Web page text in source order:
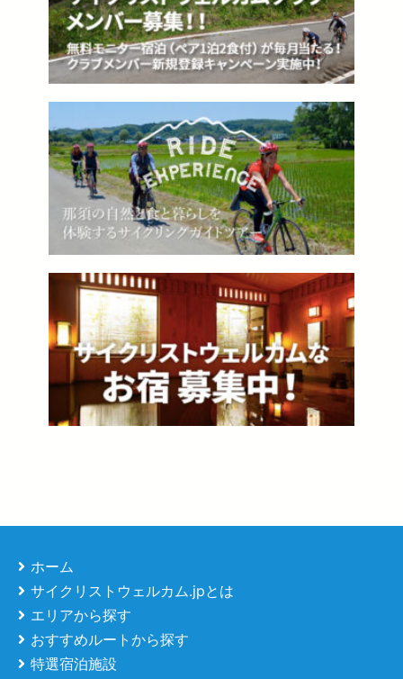
ホーム
サイクリストウェルカム.jpとは
エリアから探す
おすすめルートから探す
特選宿泊施設